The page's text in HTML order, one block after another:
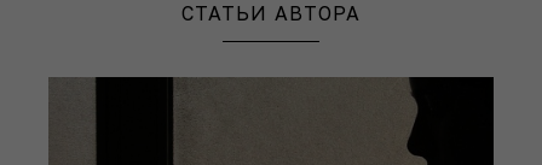
СТАТЬИ АВТОРА